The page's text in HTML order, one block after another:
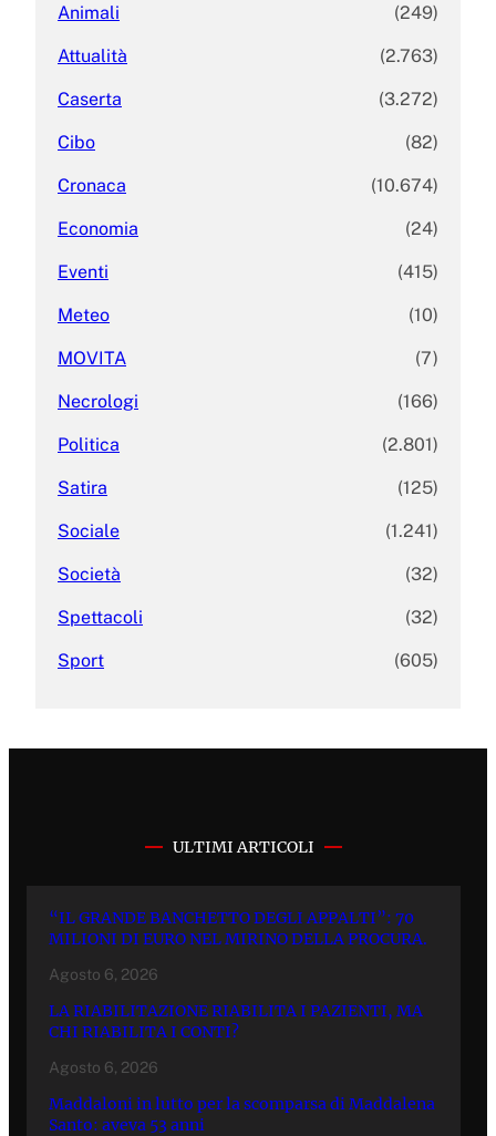
Animali (249)
Attualità (2.763)
Caserta (3.272)
Cibo (82)
Cronaca (10.674)
Economia (24)
Eventi (415)
Meteo (10)
MOVITA (7)
Necrologi (166)
Politica (2.801)
Satira (125)
Sociale (1.241)
Società (32)
Spettacoli (32)
Sport (605)
ULTIMI ARTICOLI
“IL GRANDE BANCHETTO DEGLI APPALTI”: 70
MILIONI DI EURO NEL MIRINO DELLA PROCURA.
Agosto 6, 2026
LA RIABILITAZIONE RIABILITA I PAZIENTI, MA
CHI RIABILITA I CONTI?
Agosto 6, 2026
Maddaloni in lutto per la scomparsa di Maddalena
Santo: aveva 53 anni